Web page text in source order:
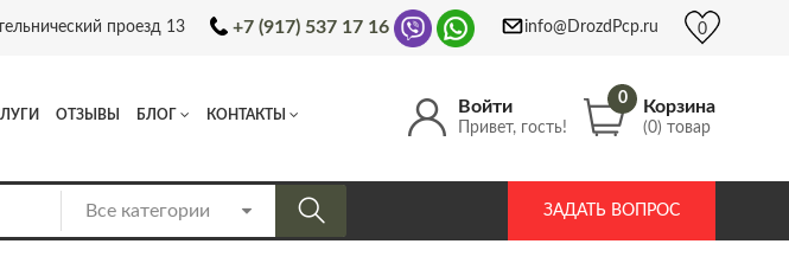
проезд 13 +7 (917) 537 17 16 info@DrozdPcp.ru 0
Войти
Привет, гость!
0 Корзина
(0) товар
ОТЗЫВЫ БЛОГ КОНТАКТЫ
ЗАДАТЬ ВОПРОС